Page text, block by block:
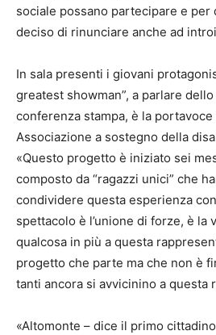
sociale possano partecipare e per
deciso di rinunciare anche ad
In sala presenti i giovani
greatest showman”, a parlare
conferenza stampa, è la
Associazione a sostegno della
«Questo progetto è iniziato sei
composto da “ragazzi unici” che
condividere questa esperienza
spettacolo è l’unione di forze, è la
qualcosa in più a questa
progetto che parte ma che non è
tanti ancora si avvicinino a questa
«Altomonte – dice il primo